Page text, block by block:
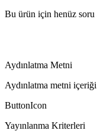
Bu ürün için henüz soru
Aydınlatma Metni
Aydınlatma metni
ButtonIcon
Yayınlanma Kriterleri